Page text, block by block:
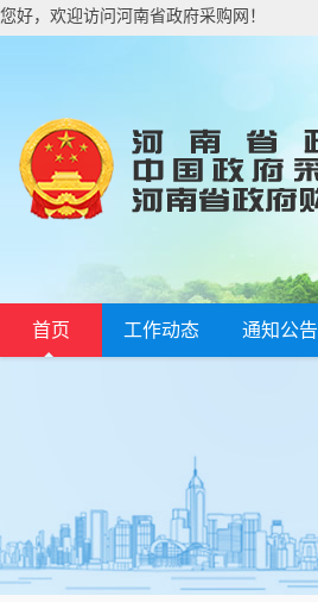
您好，欢迎访问河南省政府采购网！
首页 工作动态 通知公告